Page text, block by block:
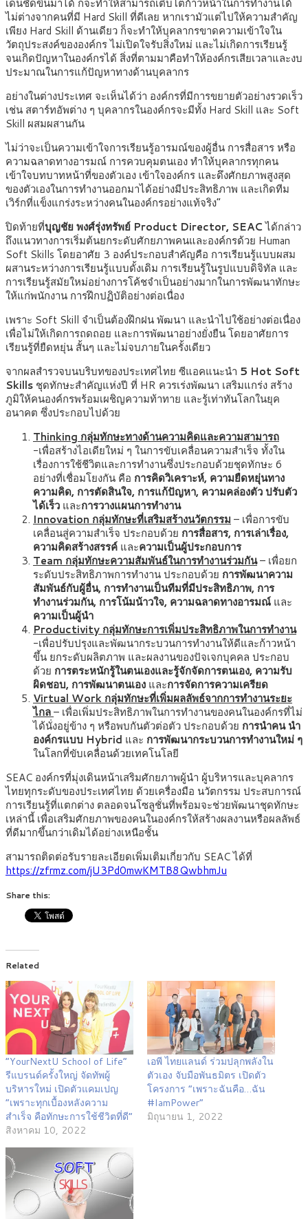
เด่นชัดขึ้นมาได้ ก็จะทำให้สามารถเติบโตก้าวหน้าในการทำงานได้
ไม่ต่างจากคนที่มี Hard Skill ที่ดีเลย หากเรามัวแต่ไปให้ความสำคัญ
เพียง Hard Skill ด้านเดียว ก็จะทำให้บุคลากรขาดความเข้าใจใน
วัตถุประสงค์ขององค์กร ไม่เปิดใจรับสิ่งใหม่ และไม่เกิดการเรียนรู้
จนเกิดปัญหาในองค์กรได้ สิ่งที่ตามมาคือทำให้องค์กรเสียเวลาและงบ
ประมาณในการแก้ปัญหาทางด้านบุคลากร
อย่างในต่างประเทศ จะเห็นได้ว่า องค์กรที่มีการขยายตัวอย่างรวดเร็ว
เช่น สตาร์ทอัพต่าง ๆ บุคลากรในองค์กรจะมีทั้ง Hard Skill และ Soft
Skill ผสมผสานกัน
ไม่ว่าจะเป็นความเข้าใจการเรียนรู้อารมณ์ของผู้อื่น การสื่อสาร หรือ
ความฉลาดทางอารมณ์ การควบคุมตนเอง ทำให้บุคลากรทุกคน
เข้าใจบทบาทหน้าที่ของตัวเอง เข้าใจองค์กร และดึงศักยภาพสูงสุด
ของตัวเองในการทำงานออกมาได้อย่างมีประสิทธิภาพ และเกิดทีม
เวิร์กที่แข็งแกร่งระหว่างคนในองค์กรอย่างแท้จริง”
ปิดท้ายที่บุญชัย พงศ์รุ่งทรัพย์ Product Director, SEACได้กล่าว
ถึงแนวทางการเริ่มต้นยกระดับศักยภาพคนและองค์กรด้วย Human
Soft Skills โดยอาศัย 3 องค์ประกอบสำคัญคือ การเรียนรู้แบบผสม
ผสานระหว่างการเรียนรู้แบบดั้งเดิม การเรียนรู้ในรูปแบบดิจิทัล และ
การเรียนรู้สมัยใหม่อย่างการโค้ชจำเป็นอย่างมากในการพัฒนาทักษะ
ให้แก่พนักงาน การฝึกปฏิบัติอย่างต่อเนื่อง
เพราะ Soft Skill จำเป็นต้องฝึกฝน พัฒนา และนำไปใช้อย่างต่อเนื่อง
เพื่อไม่ให้เกิดการถดถอย และการพัฒนาอย่างยั่งยืน โดยอาศัยการ
เรียนรู้ที่ยืดหยุ่น สั้นๆ และไม่จบภายในครั้งเดียว
จากผลสำรวจบนบริบทของประเทศไทย ซีแอคแนะนำ 5 Hot Soft
Skills ชุดทักษะสำคัญแห่งปี ที่ HR ควรเร่งพัฒนา เสริมแกร่ง สร้าง
ภูมิให้คนองค์กรพร้อมเผชิญความท้าทาย และรู้เท่าทันโลกในยุค
อนาคต ซึ่งประกอบไปด้วย
Thinking กลุ่มทักษะทางด้านความคิดและความสามารถ
-เพื่อสร้างไอเดียใหม่ ๆ ในการขับเคลื่อนความสำเร็จ ทั้งใน
เรื่องการใช้ชีวิตและการทำงานซึ่งประกอบด้วยชุดทักษะ 6
อย่างที่เชื่อมโยงกัน คือ การคิดวิเคราะห์, ความยืดหยุ่นทาง
ความคิด, การตัดสินใจ, การแก้ปัญหา, ความคล่องตัว ปรับตัว
ได้เร็ว และการวางแผนการทำงาน
Innovation กลุ่มทักษะที่เสริมสร้างนวัตกรรม – เพื่อการขับ
เคลื่อนสู่ความสำเร็จ ประกอบด้วย การสื่อสาร, การเล่าเรื่อง,
ความคิดสร้างสรรค์ และความเป็นผู้ประกอบการ
Team กลุ่มทักษะความสัมพันธ์ในการทำงานร่วมกัน– เพื่อยก
ระดับประสิทธิภาพการทำงาน ประกอบด้วย การพัฒนาความ
สัมพันธ์กับผู้อื่น, การทำงานเป็นทีมที่มีประสิทธิภาพ, การ
ทำงานร่วมกัน, การโน้มน้าวใจ, ความฉลาดทางอารมณ์ และ
ความเป็นผู้นำ
Productivity กลุ่มทักษะการเพิ่มประสิทธิภาพในการทำงาน
-เพื่อปรับปรุงและพัฒนากระบวนการทำงานให้ดีและก้าวหน้า
ขึ้น ยกระดับผลิตภาพ และผลงานของปัจเจกบุคคล ประกอบ
ด้วย การตระหนักรู้ในตนเองและรู้จักจัดการตนเอง, ความรับ
ผิดชอบ, การพัฒนาตนเอง และการจัดการความเครียด
Virtual Work กลุ่มทักษะที่เพิ่มผลลัพธ์จากการทำงานระยะ
ไกล– เพื่อเพิ่มประสิทธิภาพในการทำงานของคนในองค์กรที่ไม่
ได้นั่งอยู่ข้าง ๆ หรือพบกันตัวต่อตัว ประกอบด้วย การนำคน นำ
องค์กรแบบ Hybrid และ การพัฒนากระบวนการทำงานใหม่ ๆ
ในโลกที่ขับเคลื่อนด้วยเทคโนโลยี
SEAC องค์กรที่มุ่งเดินหน้าเสริมศักยภาพผู้นำ ผู้บริหารและบุคลากร
ไทยทุกระดับของประเทศไทย ด้วยเครื่องมือ นวัตกรรม ประสบการณ์
การเรียนรู้ที่แตกต่าง ตลอดจนโซลูชั่นที่พร้อมจะช่วยพัฒนาชุดทักษะ
เหล่านี้ เพื่อเสริมศักยภาพของคนในองค์กรให้สร้างผลงานหรือผลลัพธ์
ที่ดีมากขึ้นกว่าเดิมได้อย่างเหนือชั้น
สามารถติดต่อรับรายละเอียดเพิ่มเติมเกี่ยวกับ SEAC ได้ที่
https://zfrmz.com/jU3Pd0mwKMTB8QwbhmJu
Share this:
Related
“YourNextU School of Life”
รีแบรนด์ครั้งใหญ่ จัดทัพผู้
บริหารใหม่ เปิดตัวแคมเปญ
“เพราะทุกเบื้องหลังความ
สำเร็จ คือทักษะการใช้ชีวิตที่ดี”
สิงหาคม 10, 2022
เอพี ไทยแลนด์ ร่วมปลุกพลังใน
ตัวเอง จับมือพันธมิตร เปิดตัว
โครงการ “เพราะฉันคือ…ฉัน
#IamPower”
มิถุนายน 1, 2022